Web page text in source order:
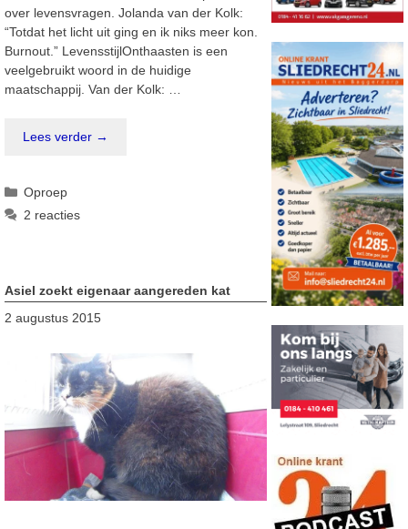
over levensvragen. Jolanda van der Kolk:
“Totdat het licht uit ging en ik niks meer kon.
Burnout.” LevensstijlOnthaasten is een
veelgebruikt woord in de huidige
maatschappij. Van der Kolk: …
Lees verder →
Categorieën
Oproep
2 reacties
Asiel zoekt eigenaar aangereden kat
2 augustus 2015